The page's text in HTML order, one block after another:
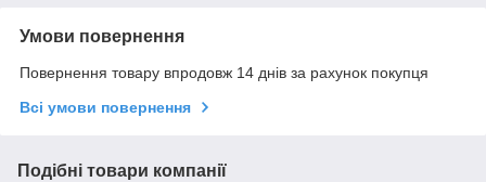
Умови повернення
Повернення товару впродовж 14 днів за рахунок покупця
Всі умови повернення
Подібні товари компанії